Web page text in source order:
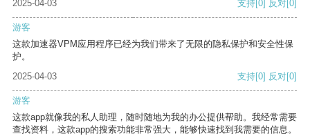
2025-04-03
支持[0] 反对[0]
游客
这款加速器VPM应用程序已经为我们带来了无限的隐私保护和安全性保
护。
2025-04-03
支持[0] 反对[0]
游客
这款app就像我的私人助理，随时随地为我的办公提供帮助。我经常需要
查找资料，这款app的搜索功能非常强大，能够快速找到我需要的信息。